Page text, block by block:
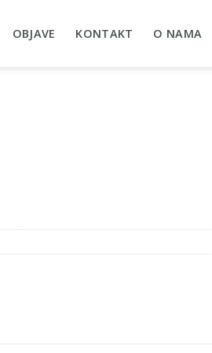
OBJAVE KONTAKT O NAMA